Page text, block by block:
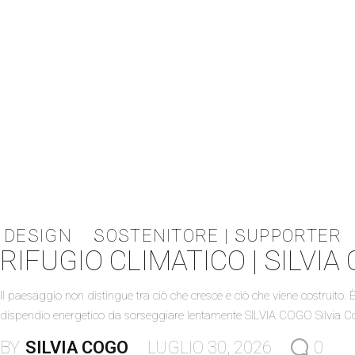
DESIGN SOSTENITORE | SUPPORTER
RIFUGIO CLIMATICO | SILVIA
Il paesaggio non distingue tra ciò che cresce e ciò che viene
dispendio energetico da sorseggiare lentamente SILVIA COGO Silvia
BY SILVIA COGO LUGLIO 30, 2026 0